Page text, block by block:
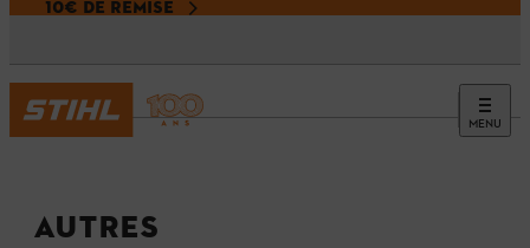
10€ DE REMISE
MENU
Accueil
AUTRES